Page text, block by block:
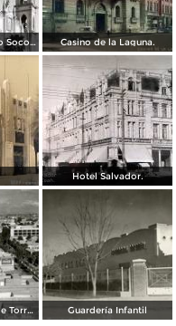
Iglesia del Perpetuo Socorro. Casino de la Laguna.
Hotel Salvador.
Vista panorámica de Torreón Guardería Infantil